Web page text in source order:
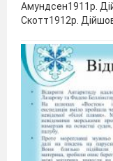
Амундсен1911р.
Скотт1912р.